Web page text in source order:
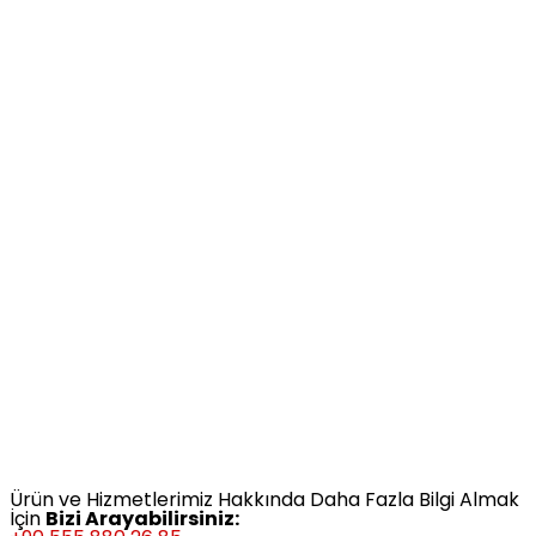
Ürün ve Hizmetlerimiz Hakkında Daha Fazla Bilgi Almak
İçin Bizi Arayabilirsiniz: